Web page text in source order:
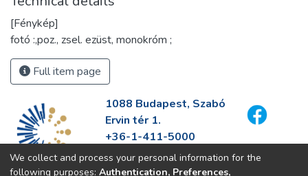
[Fénykép]
fotó :,poz., zsel. ezüst, monokróm ;
Full item page
1088 Budapest, Szabó
Ervin tér 1.
+36-1-411-5000
info@fszek.hu
https://fszek.hu
We collect and process your personal information for the
following purposes: Authentication, Preferences,